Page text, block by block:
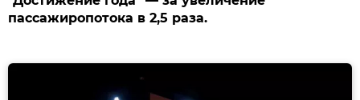
пассажиропотока в 2,5 раза.